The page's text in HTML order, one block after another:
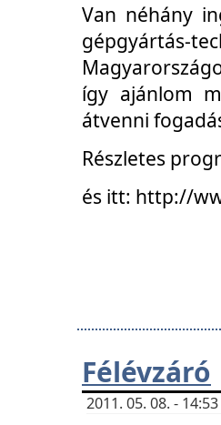
Van néhány
gépgyártás-
így ajánlom
átvenni
Részletes
és itt: http://
Félévzáró
2011. 05. 08. -